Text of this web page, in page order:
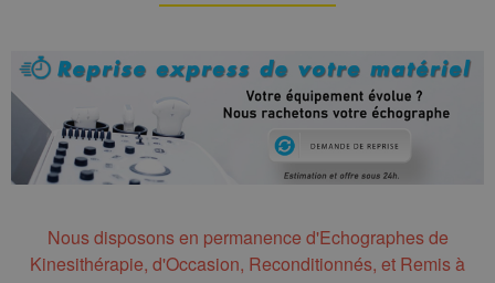
Nous disposons en permanence d'Echographes de
Kinesithérapie, d'Occasion, Reconditionnés, et Remis à